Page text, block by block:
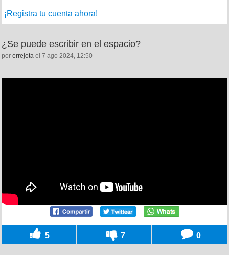
¡Registra tu cuenta ahora!
¿Se puede escribir en el espacio?
por errejota el 7 ago 2024, 12:50
5 7 0